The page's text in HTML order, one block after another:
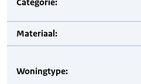
Materiaal:
Woningtype: